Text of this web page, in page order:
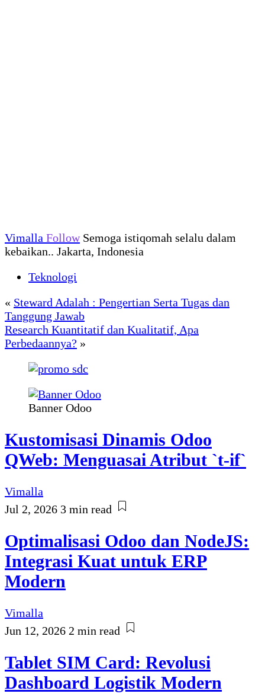
Vimalla Follow Semoga istiqomah selalu dalam
kebaikan.. Jakarta, Indonesia
Teknologi
« Steward Adalah : Pengertian Serta Tugas dan
Tanggung Jawab
Research Kuantitatif dan Kualitatif, Apa
Perbedaannya? »
Banner Odoo
Kustomisasi Dinamis Odoo
QWeb: Menguasai Atribut `t-if`
Vimalla
Jul 2, 2026 3 min read
Optimalisasi Odoo dan NodeJS:
Integrasi Kuat untuk ERP
Modern
Vimalla
Jun 12, 2026 2 min read
Tablet SIM Card: Revolusi
Dashboard Logistik Modern